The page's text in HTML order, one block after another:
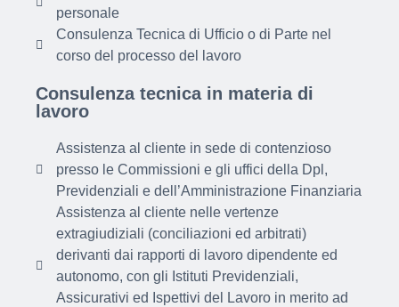
personale
Consulenza Tecnica di Ufficio o di Parte nel
corso del processo del lavoro
Consulenza tecnica in materia di
lavoro
Assistenza al cliente in sede di contenzioso
presso le Commissioni e gli uffici della Dpl,
Previdenziali e dell’Amministrazione Finanziaria
Assistenza al cliente nelle vertenze
extragiudiziali (conciliazioni ed arbitrati)
derivanti dai rapporti di lavoro dipendente ed
autonomo, con gli Istituti Previdenziali,
Assicurativi ed Ispettivi del Lavoro in merito ad